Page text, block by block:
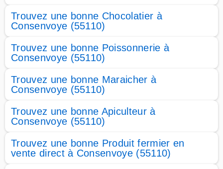
Trouvez une bonne Chocolatier à
Consenvoye (55110)
Trouvez une bonne Poissonnerie à
Consenvoye (55110)
Trouvez une bonne Maraicher à
Consenvoye (55110)
Trouvez une bonne Apiculteur à
Consenvoye (55110)
Trouvez une bonne Produit fermier en
vente direct à Consenvoye (55110)